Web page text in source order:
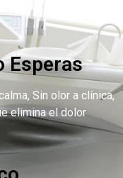
Esperas
Sin olor a clínica,
elimina el dolor